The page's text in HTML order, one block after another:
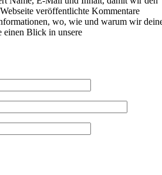
veröffentlichte Kommentare
wo, wie und warum wir
einen Blick in unsere